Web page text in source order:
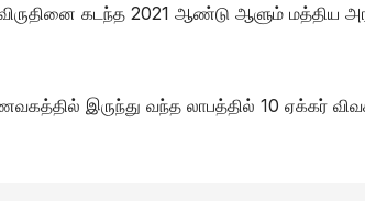
கடந்த 2021 ஆண்டு ஆளும் மத்திய
இருந்து வந்த லாபத்தில் 10 ஏக்கர்